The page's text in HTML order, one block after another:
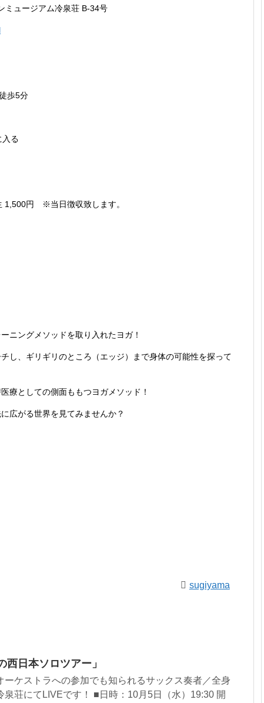
ミュージアム冷泉荘 B-34号
歩5分
入る
1,500円 ※当日徴収致します。
ニングメソッドを取り入れたヨガ！
し、ギリギリのところ（エッジ）まで身体の可能性を探って
療としての側面ももつヨガメソッド！
広がる世界を見てみませんか？
sugiyama
西日本ソロツアー」
ーケストラへの参加でも知られるサックス奏者／全身
泉荘にてLIVEです！ ■日時：10月5日（水）19:30 開